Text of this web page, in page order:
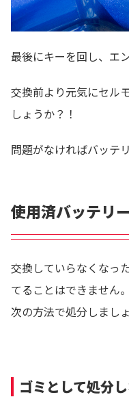
最後にキーを回し、エ
交換前より元気にセル
しょうか？！
問題がなければバッテ
使用済バッテリ
交換していらなくなっ
てることはできません。
次の方法で処分しましょ
ゴミとして処分